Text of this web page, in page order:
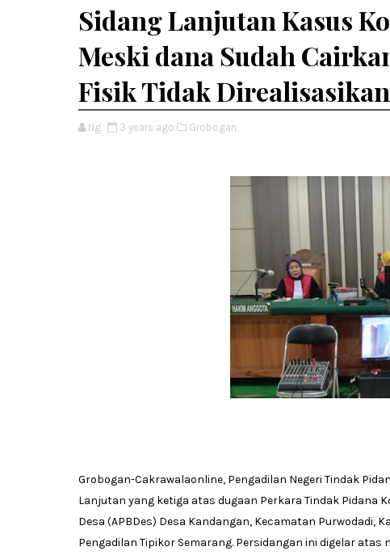
Sidang Lanjutan Kasus
Meski dana Sudah
Fisik Tidak
Ng 3 years ago Grobogan,
Grobogan-Cakrawalaonline, Pengadilan Negeri Tindak
Lanjutan yang ketiga atas dugaan Perkara Tindak Pidana
Desa (APBDes) Desa Kandangan, Kecamatan Purwodadi,
Pengadilan Tipikor Semarang. Persidangan ini digelar